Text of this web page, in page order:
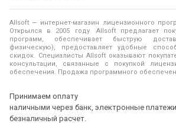
Принимаем оплату
наличными через банк, электронные
безналичный расчет.
Правила продажи
Политика использования файлов Cookie
О лицензировании программного
Программы для компьютера
Контакты
О магазине
Адреса и телефоны
Новости
Allsoft — интернет-магазин лицензионного
Открылся в 2005 году. Allsoft предлагает
программ, обеспечивает быструю
физическую), предоставляет удобные
скидок. Специалисты Allsoft оказывают
консультации, связанные с покупкой
обеспечения. Продажа программного